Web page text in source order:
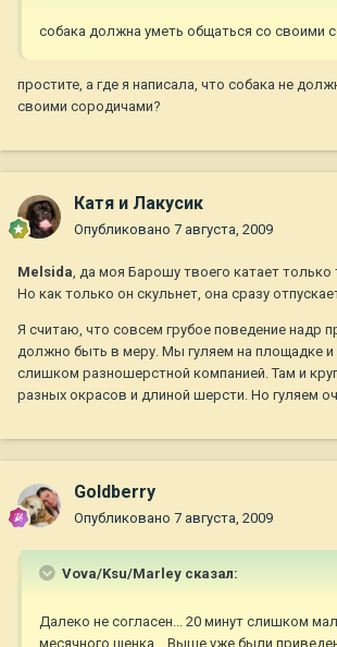
собака должна уметь общаться со своими
простите, а где я написала, что собака не
своими сородичами?
Катя и Лакусик
Опубликовано 7 августа, 2009
Melsida, да моя Барошу твоего катает только
Но как только он скульнет, она сразу
Я считаю, что совсем грубое поведение надр
должно быть в меру. Мы гуляем на площадке и
слишком разношерстной компанией. Там и
разных окрасов и длиной шерсти. Но гуляем
Goldberry
Опубликовано 7 августа, 2009
Vova/Ksu/Marley сказал:
Далеко не согласен... 20 минут слишком
месячного щенка... Выше уже были